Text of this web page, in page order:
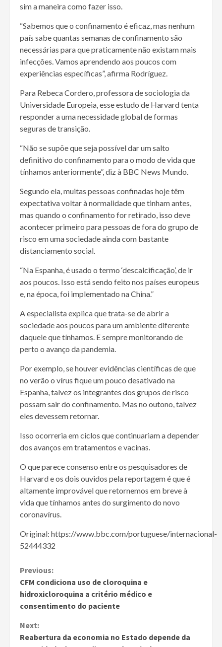
sim a maneira como fazer isso.
“Sabemos que o confinamento é eficaz, mas nenhum
país sabe quantas semanas de confinamento são
necessárias para que praticamente não existam mais
infecções. Vamos aprendendo aos poucos com
experiências específicas”, afirma Rodríguez.
Para Rebeca Cordero, professora de sociologia da
Universidade Europeia, esse estudo de Harvard tenta
responder a uma necessidade global de formas
seguras de transição.
“Não se supõe que seja possível dar um salto
definitivo do confinamento para o modo de vida que
tínhamos anteriormente”, diz à BBC News Mundo.
Segundo ela, muitas pessoas confinadas hoje têm
expectativa voltar à normalidade que tinham antes,
mas quando o confinamento for retirado, isso deve
acontecer primeiro para pessoas de fora do grupo de
risco em uma sociedade ainda com bastante
distanciamento social.
“Na Espanha, é usado o termo ‘descalcificação’, de ir
aos poucos. Isso está sendo feito nos países europeus
e, na época, foi implementado na China.”
A especialista explica que trata-se de abrir a
sociedade aos poucos para um ambiente diferente
daquele que tínhamos. E sempre monitorando de
perto o avanço da pandemia.
Por exemplo, se houver evidências científicas de que
no verão o vírus fique um pouco desativado na
Espanha, talvez os integrantes dos grupos de risco
possam sair do confinamento. Mas no outono, talvez
eles devessem retornar.
Isso ocorreria em ciclos que continuariam a depender
dos avanços em tratamentos e vacinas.
O que parece consenso entre os pesquisadores de
Harvard e os dois ouvidos pela reportagem é que é
altamente improvável que retornemos em breve à
vida que tínhamos antes do surgimento do novo
coronavírus.
Original: https://www.bbc.com/portuguese/internacional-
52444332
Continue
Reading
Previous:
CFM condiciona uso de cloroquina e
hidroxicloroquina a critério médico e
consentimento do paciente
Next:
Reabertura da economia no Estado depende da